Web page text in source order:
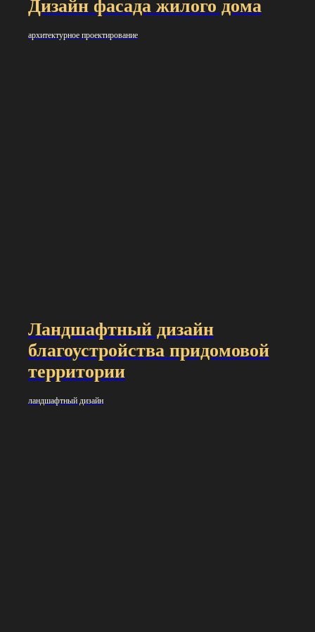
Дизайн фасада жилого дома
архитектурное проектирование
Ландшафтный дизайн
благоустройства придомовой
территории
ландшафтный дизайн